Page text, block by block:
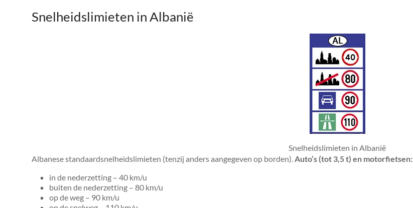
Snelheidslimieten in Albanië
Snelheidslimieten in Albanië
Albanese standaardsnelheidslimieten (tenzij anders aangegeven op borden).Auto’s (tot 3,5 t) en motorfietsen:
in de nederzetting – 40 km/u
buiten de nederzetting – 80 km/u
op de weg – 90 km/u